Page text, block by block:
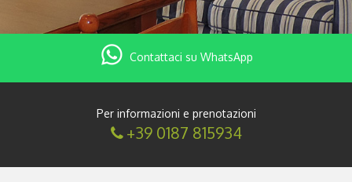
Contattaci su WhatsApp
Per informazioni e prenotazioni
+39 0187 815934